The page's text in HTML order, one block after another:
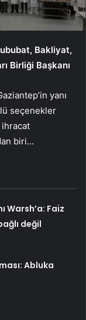
Bakliyat,
Birliği Başkanı
yanı
seçenekler
ihracat
biri…
Warsh’a: Faiz
değil
Abluka